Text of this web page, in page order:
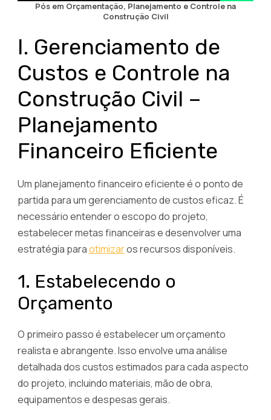
Pós em Orçamentação, Planejamento e Controle na
Construção Civil
I. Gerenciamento de
Custos e Controle na
Construção Civil –
Planejamento
Financeiro Eficiente
Um planejamento financeiro eficiente é o ponto de
partida para um gerenciamento de custos eficaz. É
necessário entender o escopo do projeto,
estabelecer metas financeiras e desenvolver uma
estratégia paraotimizaros recursos disponíveis.
1. Estabelecendo o
Orçamento
O primeiro passo é estabelecer um orçamento
realista e abrangente. Isso envolve uma análise
detalhada dos custos estimados para cada aspecto
do projeto, incluindo materiais, mão de obra,
equipamentos e despesas gerais.